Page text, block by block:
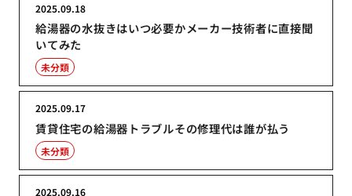
給湯器の水抜きはいつ必要かメーカー技術者に直接聞
いてみた
2025.09.18
未分類
賃貸住宅の給湯器トラブルその修理代は誰が払う
2025.09.17
未分類
2025.09.16